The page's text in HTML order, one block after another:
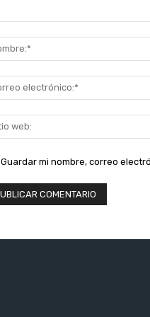
Guardar mi nombre, correo